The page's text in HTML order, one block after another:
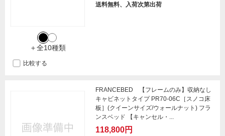
＋全10種類
送料無料、入荷次第出荷
比較する
FRANCEBED 【フレームのみ】収納なし
キャビネットタイプ PR70-06C［スノコ床
板］(クイーンサイズ/ウォールナット) フラ
ンスベッド 【キャンセル・...
118,800円